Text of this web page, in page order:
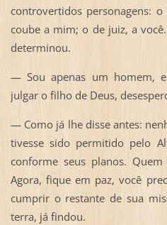
controvertidos personagens:
coube a mim; o de juiz, a
determinou.
— Sou apenas um homem,
julgar o filho de Deus,
— Como já lhe disse antes:
tivesse sido permitido pelo
conforme seus planos.
Agora, fique em paz, você
cumprir o restante de sua
terra, já findou.